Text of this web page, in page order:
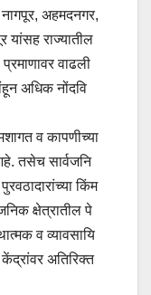
अहमदनगर,
यांसह राज्यातील
वाढली
अधिक नोंदवि
व कापणीच्या
तसेच सार्वजनि
किंम
क्षेत्रातील पे
व व्यावसायि
अतिरिक्त